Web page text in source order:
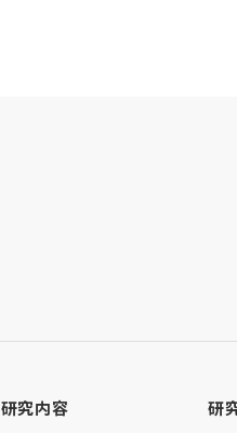
研究内容 研